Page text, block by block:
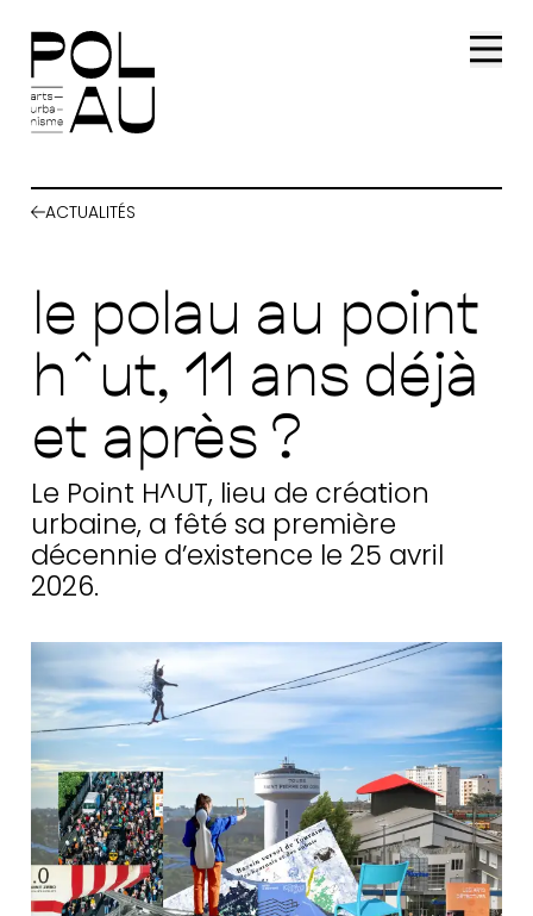
ACTUALITÉS
le polau au point
h^ut, 11 ans déjà
et après ?
Le Point H^UT, lieu de création
urbaine, a fêté sa première
décennie d’existence le 25 avril
2026.
urbanisme culturel
parlement de loire
laboratoire arts &
transitions
méthodes &
ressources